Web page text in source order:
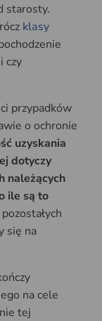
starosty.
klasy
czy
przypadków
o ochronie
uzyskania
dotyczy
należących
ile są to
się na
na cele
tej